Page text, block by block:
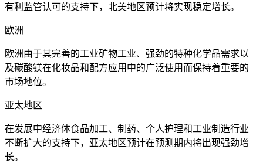
有利监管认可的支持下，北美地区预计将实现稳定增长。
欧洲
欧洲由于其完善的工业矿物工业、强劲的特种化学品需求以
及碳酸镁在化妆品和配方应用中的广泛使用而保持着重要的
市场地位。
亚太地区
在发展中经济体食品加工、制药、个人护理和工业制造行业
不断扩大的支持下，亚太地区预计在预测期内将出现强劲增
长。